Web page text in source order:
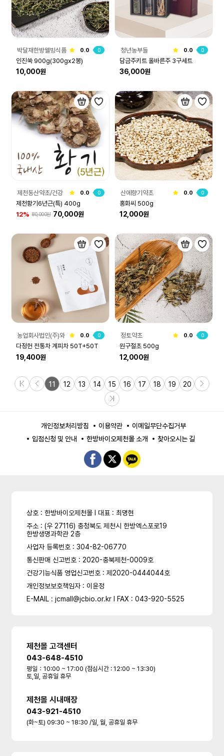
박달재한방웰빙식품 0.0 0
인진쑥 900g(300gx2봉)
10,000원
청년농부들 0.0 0
담금주키트 올바른주 3구세트
(500ml*3구)
36,000원
제천동산약초/건강
원
0.0 0
제천황기6년근(특) 400g
12% 80,000원 70,000원
산에향기약초 0.0 0
홍화씨 500g
12,000원
농업회사법인(주)와
이케이컴퍼니
0.0 0
다정헌 전통차 계피차 50T+50T
19,400원
정토약초 0.0 0
원구절초 500g
12,000원
11 12 13 14 15 16 17 18 19 20
개인정보처리방침 이용약관
이메일무단수집거부
입점신청 및 안내
한방바이오제천몰 소개 찾아오시는 길
상호 : 한방바이오제천몰 l 대표 : 최명현
주소 : (우 27116) 충청북도 제천시 한방엑스포로19
한방생명과학관 2층
사업자 등록번호 : 304-82-06770
통신판매 신고번호 : 2020-충북제천-0009호
건강기능식품 영업신고번호 : 제2020-0444044호
개인정보보호책임자 : 이윤정
E-MAIL : jcmall@jcbio.or.kr l FAX : 043-920-5525
제천몰 고객센터
043-648-4510
평일：10:00 ~ 17:00 (점심시간 : 12:00 ~ 13:30)
토,일, 공휴일 휴무
제천몰 시내매장
043-921-4510
(화~토) 09:30 ~ 18:30 /일, 월, 공휴일 휴무